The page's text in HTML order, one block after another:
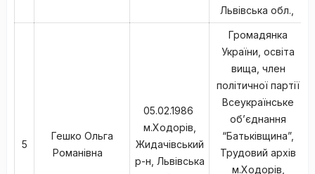
Львівська обл.,
5
Гешко Ольга
Романівна
05.02.1986
м.Ходорів,
Жидачівський
р-н, Львівська
Громадянка
України, освіта
вища, член
політичної партії
Всеукраїнське
об’єднання
“Батьківщина”,
Трудовий архів
м.Ходорів,